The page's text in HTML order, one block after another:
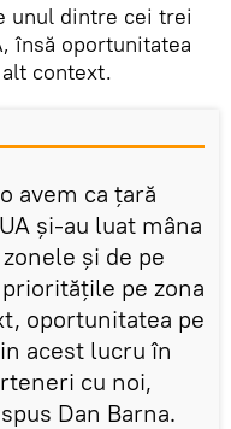
unul dintre cei trei
însă oportunitatea
context.
avem ca țară
și-au luat mâna
și de pe
pe zona
oportunitatea pe
acest lucru în
cu noi,
Dan Barna.